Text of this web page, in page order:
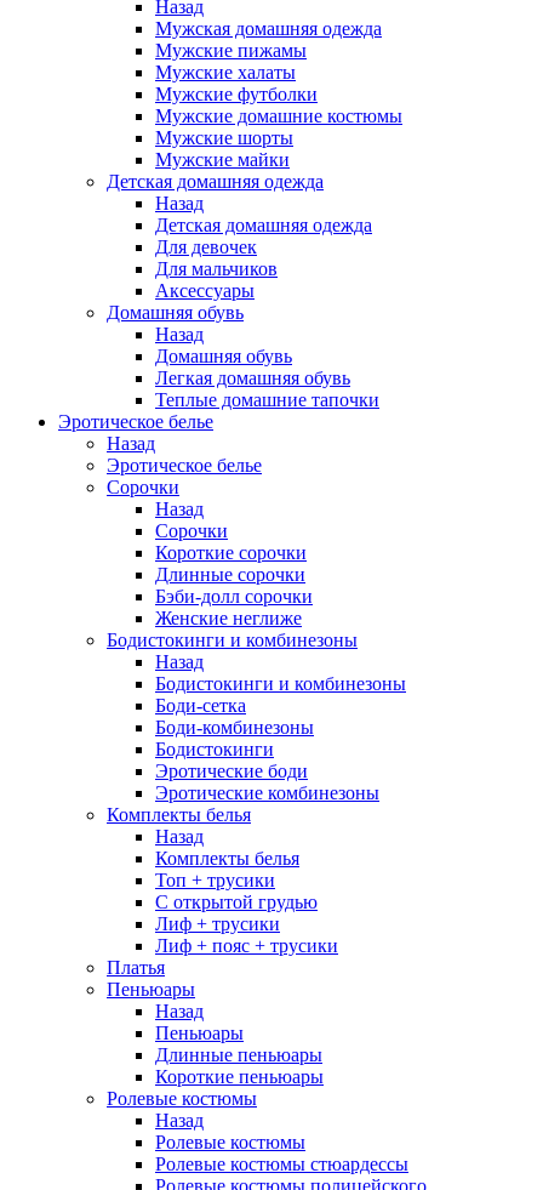
Назад
Мужская домашняя одежда
Мужские пижамы
Мужские халаты
Мужские футболки
Мужские домашние костюмы
Мужские шорты
Мужские майки
Детская домашняя одежда
Назад
Детская домашняя одежда
Для девочек
Для мальчиков
Аксессуары
Домашняя обувь
Назад
Домашняя обувь
Легкая домашняя обувь
Теплые домашние тапочки
Эротическое белье
Назад
Эротическое белье
Сорочки
Назад
Сорочки
Короткие сорочки
Длинные сорочки
Бэби-долл сорочки
Женские неглиже
Бодистокинги и комбинезоны
Назад
Бодистокинги и комбинезоны
Боди-сетка
Боди-комбинезоны
Бодистокинги
Эротические боди
Эротические комбинезоны
Комплекты белья
Назад
Комплекты белья
Топ + трусики
С открытой грудью
Лиф + трусики
Лиф + пояс + трусики
Платья
Пеньюары
Назад
Пеньюары
Длинные пеньюары
Короткие пеньюары
Ролевые костюмы
Назад
Ролевые костюмы
Ролевые костюмы стюардессы
Ролевые костюмы полицейского